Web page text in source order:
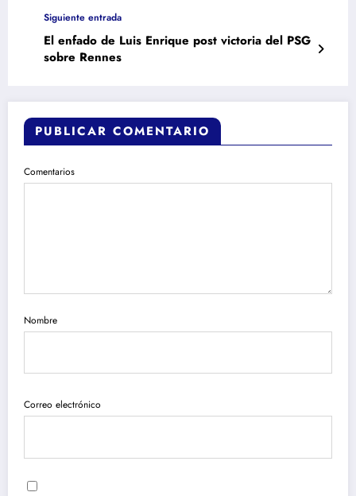
Siguiente entrada
El enfado de Luis Enrique post victoria del PSG
sobre Rennes
PUBLICAR COMENTARIO
Comentarios
Nombre
Correo electrónico